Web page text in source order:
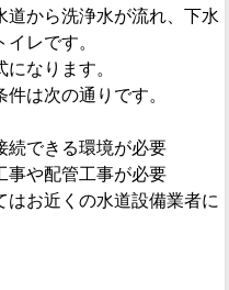
道から洗浄水が流れ、下水
レです。
なります。
は次の通りです。
続できる環境が必要
事や配管工事が必要
お近くの水道設備業者に